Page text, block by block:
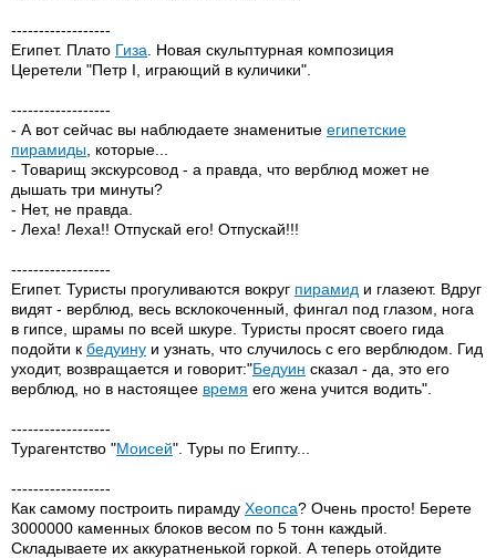
------------------
Египет. Плато Гиза . Новая скульптурная композиция
Церетели "Петр I, играющий в куличики".
------------------
- А вот сейчас вы наблюдаете знаменитые египетские
пирамиды , которые...
- Товарищ экскурсовод - а правда, что верблюд может не
дышать три минуты?
- Нет, не правда.
- Леха! Леха!! Отпускай его! Отпускай!!!
------------------
Египет. Туристы прогуливаются вокруг пирамид и глазеют. Вдруг
видят - верблюд, весь всклокоченный, фингал под глазом, нога
в гипсе, шрамы по всей шкуре. Туристы просят своего гида
подойти к бедуину и узнать, что случилось с его верблюдом. Гид
уходит, возвращается и говорит:"Бедуин сказал - да, это его
верблюд, но в настоящее время его жена учится водить".
------------------
Турагентство "Моисей". Туры по Египту...
------------------
Как самому построить пирамду Хеопса? Очень просто! Берете
3000000 каменных блоков весом по 5 тонн каждый.
Складываете их аккуратненькой горкой. А теперь отойдите